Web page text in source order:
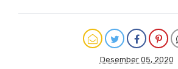
Desember 05, 2020